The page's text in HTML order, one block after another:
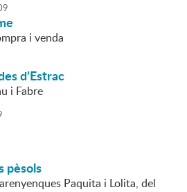
i venda
d'Estrac
i Fabre
pèsols
Paquita i Lolita, del